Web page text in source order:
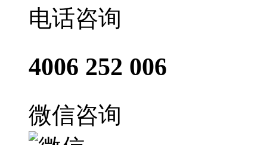
电话咨询
4006 252 006
微信咨询